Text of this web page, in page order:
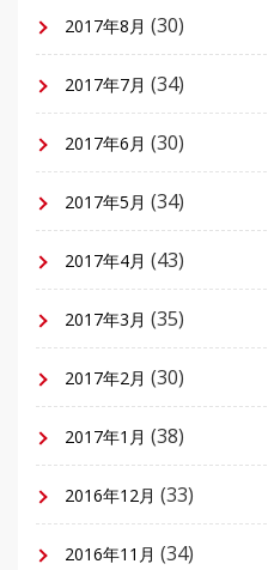
2017年8月 (30)
2017年7月 (34)
2017年6月 (30)
2017年5月 (34)
2017年4月 (43)
2017年3月 (35)
2017年2月 (30)
2017年1月 (38)
2016年12月 (33)
2016年11月 (34)